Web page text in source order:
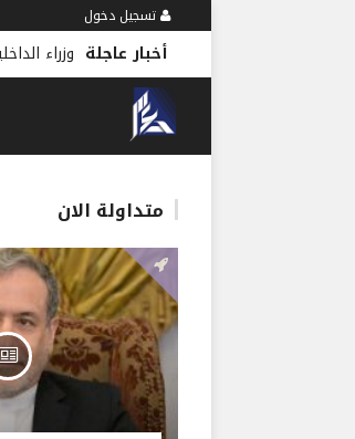
تسجيل دخول
أخبار عاجلة وزراء
متداولة الان